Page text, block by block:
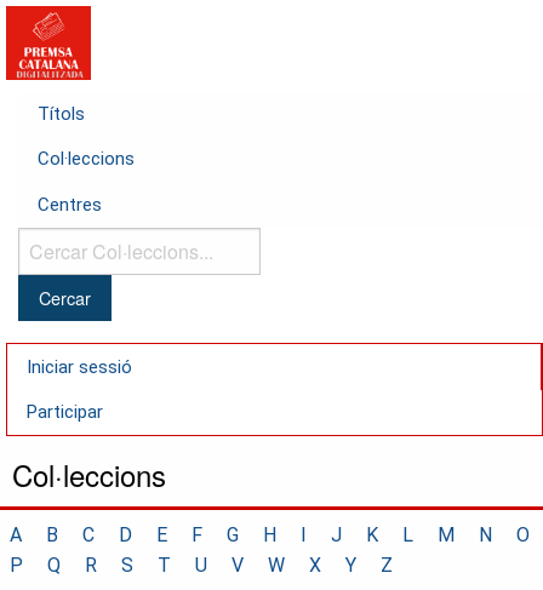
Títols
Col·leccions
Centres
Cercar
Col·leccions...
Iniciar sessió
Participar
Col·leccions
A B C D E F G H I J K L M N
O
P
Q R S T U V W X Y Z